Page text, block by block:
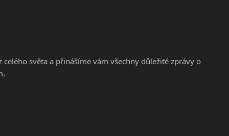
světa a přinášíme vám všechny důležité zprávy o